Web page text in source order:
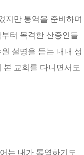
지만 통역을 준비하며
터 목격한 산증인들
설명을 듣는 내내 성
본 교회를 다니면서도
는 내가 통역하기도